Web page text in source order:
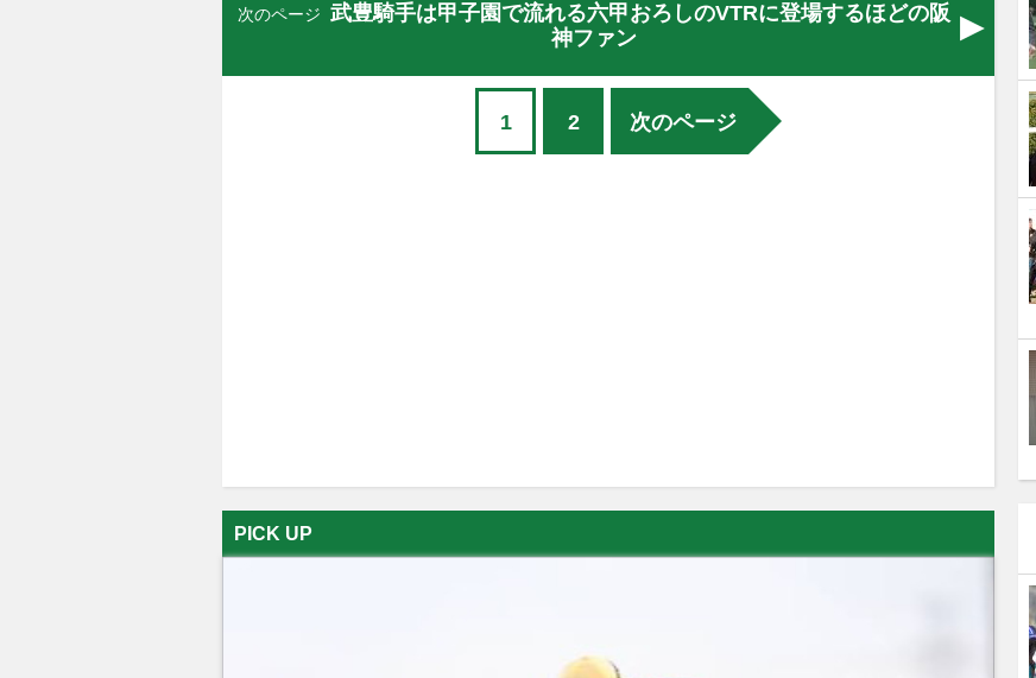
次のページ 武豊騎手は甲子園で流れる六甲おろしのVTRに登場するほどの阪
神ファン
1 2 次のページ
PICK UP